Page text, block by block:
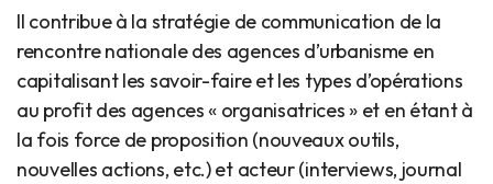
Il contribue à la stratégie de communication de la
rencontre nationale des agences d’urbanisme en
capitalisant les savoir-faire et les types d’opérations
au profit des agences « organisatrices » et en étant à
la fois force de proposition (nouveaux outils,
nouvelles actions, etc.) et acteur (interviews, journal